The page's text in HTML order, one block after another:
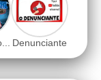
Denunciante